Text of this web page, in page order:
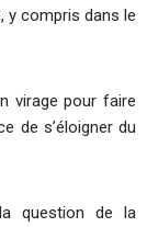
y compris dans le
virage pour faire
de s’éloigner du
question de la